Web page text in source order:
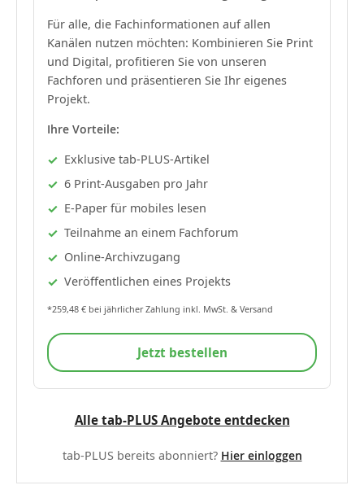
Für alle, die Fachinformationen auf allen
Kanälen nutzen möchten: Kombinieren Sie Print
und Digital, profitieren Sie von unseren
Fachforen und präsentieren Sie Ihr eigenes
Projekt.
Ihre Vorteile:
Exklusive tab-PLUS-Artikel
6 Print-Ausgaben pro Jahr
E-Paper für mobiles lesen
Teilnahme an einem Fachforum
Online-Archivzugang
Veröffentlichen eines Projekts
*259,48 € bei jährlicher Zahlung inkl. MwSt. & Versand
Jetzt bestellen
Alle tab-PLUS Angebote entdecken
tab-PLUS bereits abonniert? Hier einloggen